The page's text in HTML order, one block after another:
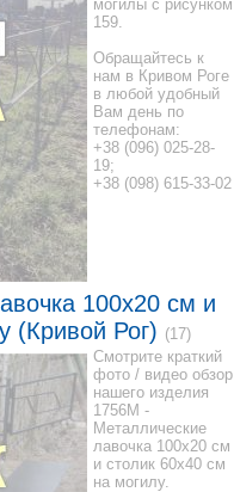
могилы с рисунком
159.
Обращайтесь к
нам в Кривом Роге
в любой удобный
Вам день по
телефонам:
+38 (096) 025-28-
19;
+38 (098) 615-33-02
100x20 см и
(Кривой Рог) (17)
Смотрите краткий
фото / видео обзор
нашего изделия
1756M -
Металлические
лавочка 100x20 см
и столик 60x40 см
на могилу.